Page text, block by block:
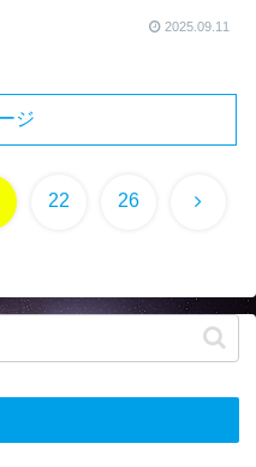
2025.09.11
ジ
22 26 次